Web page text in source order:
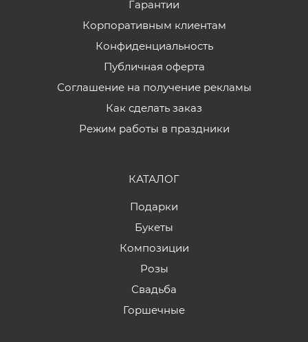
Гарантии
Корпоративным клиентам
Конфиденциальность
Публичная оферта
Соглашение на получение рекламы
Как сделать заказ
Режим работы в праздники
КАТАЛОГ
Подарки
Букеты
Композиции
Розы
Свадьба
Горшечные